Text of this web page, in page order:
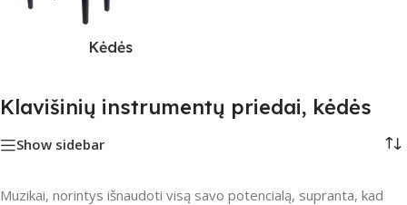
Kėdės
Klavišinių instrumentų priedai, kėdės
Show sidebar
Muzikai, norintys išnaudoti visą savo potencialą, supranta, kad